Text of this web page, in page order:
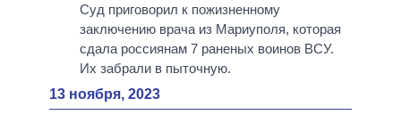
Суд приговорил к пожизненному
заключению врача из Мариуполя, которая
сдала россиянам 7 раненых воинов ВСУ.
Их забрали в пыточную.
13 ноября, 2023